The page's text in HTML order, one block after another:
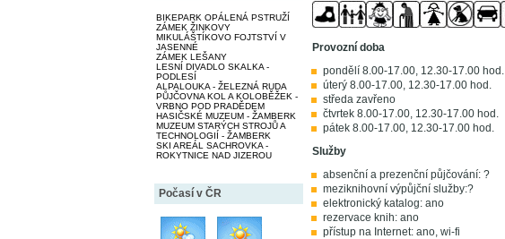
BIKEPARK OPÁLENÁ PSTRUŽÍ
ZÁMEK ŽINKOVY
MIKULÁŠTÍKOVO FOJTSTVÍ V
JASENNÉ
ZÁMEK LEŠANY
LESNÍ DIVADLO SKALKA -
PODLESÍ
ALPALOUKA - ŽELEZNÁ RUDA
PŮJČOVNA KOL A KOLOBĚŽEK -
VRBNO POD PRADĚDEM
HASIČSKÉ MUZEUM - ŽAMBERK
MUZEUM STARÝCH STROJŮ A
TECHNOLOGIÍ - ŽAMBERK
SKI AREÁL SACHROVKA -
ROKYTNICE NAD JIZEROU
Počasí v ČR
Provozní doba
pondělí 8.00-17.00, 12.30-17.00 hod.
úterý 8.00-17.00, 12.30-17.00 hod.
středa zavřeno
čtvrtek 8.00-17.00, 12.30-17.00 hod.
pátek 8.00-17.00, 12.30-17.00 hod.
Služby
absenční a prezenční půjčování: ?
meziknihovní výpůjční služby:?
elektronický katalog: ano
rezervace knih: ano
přístup na Internet: ano, wi-fi